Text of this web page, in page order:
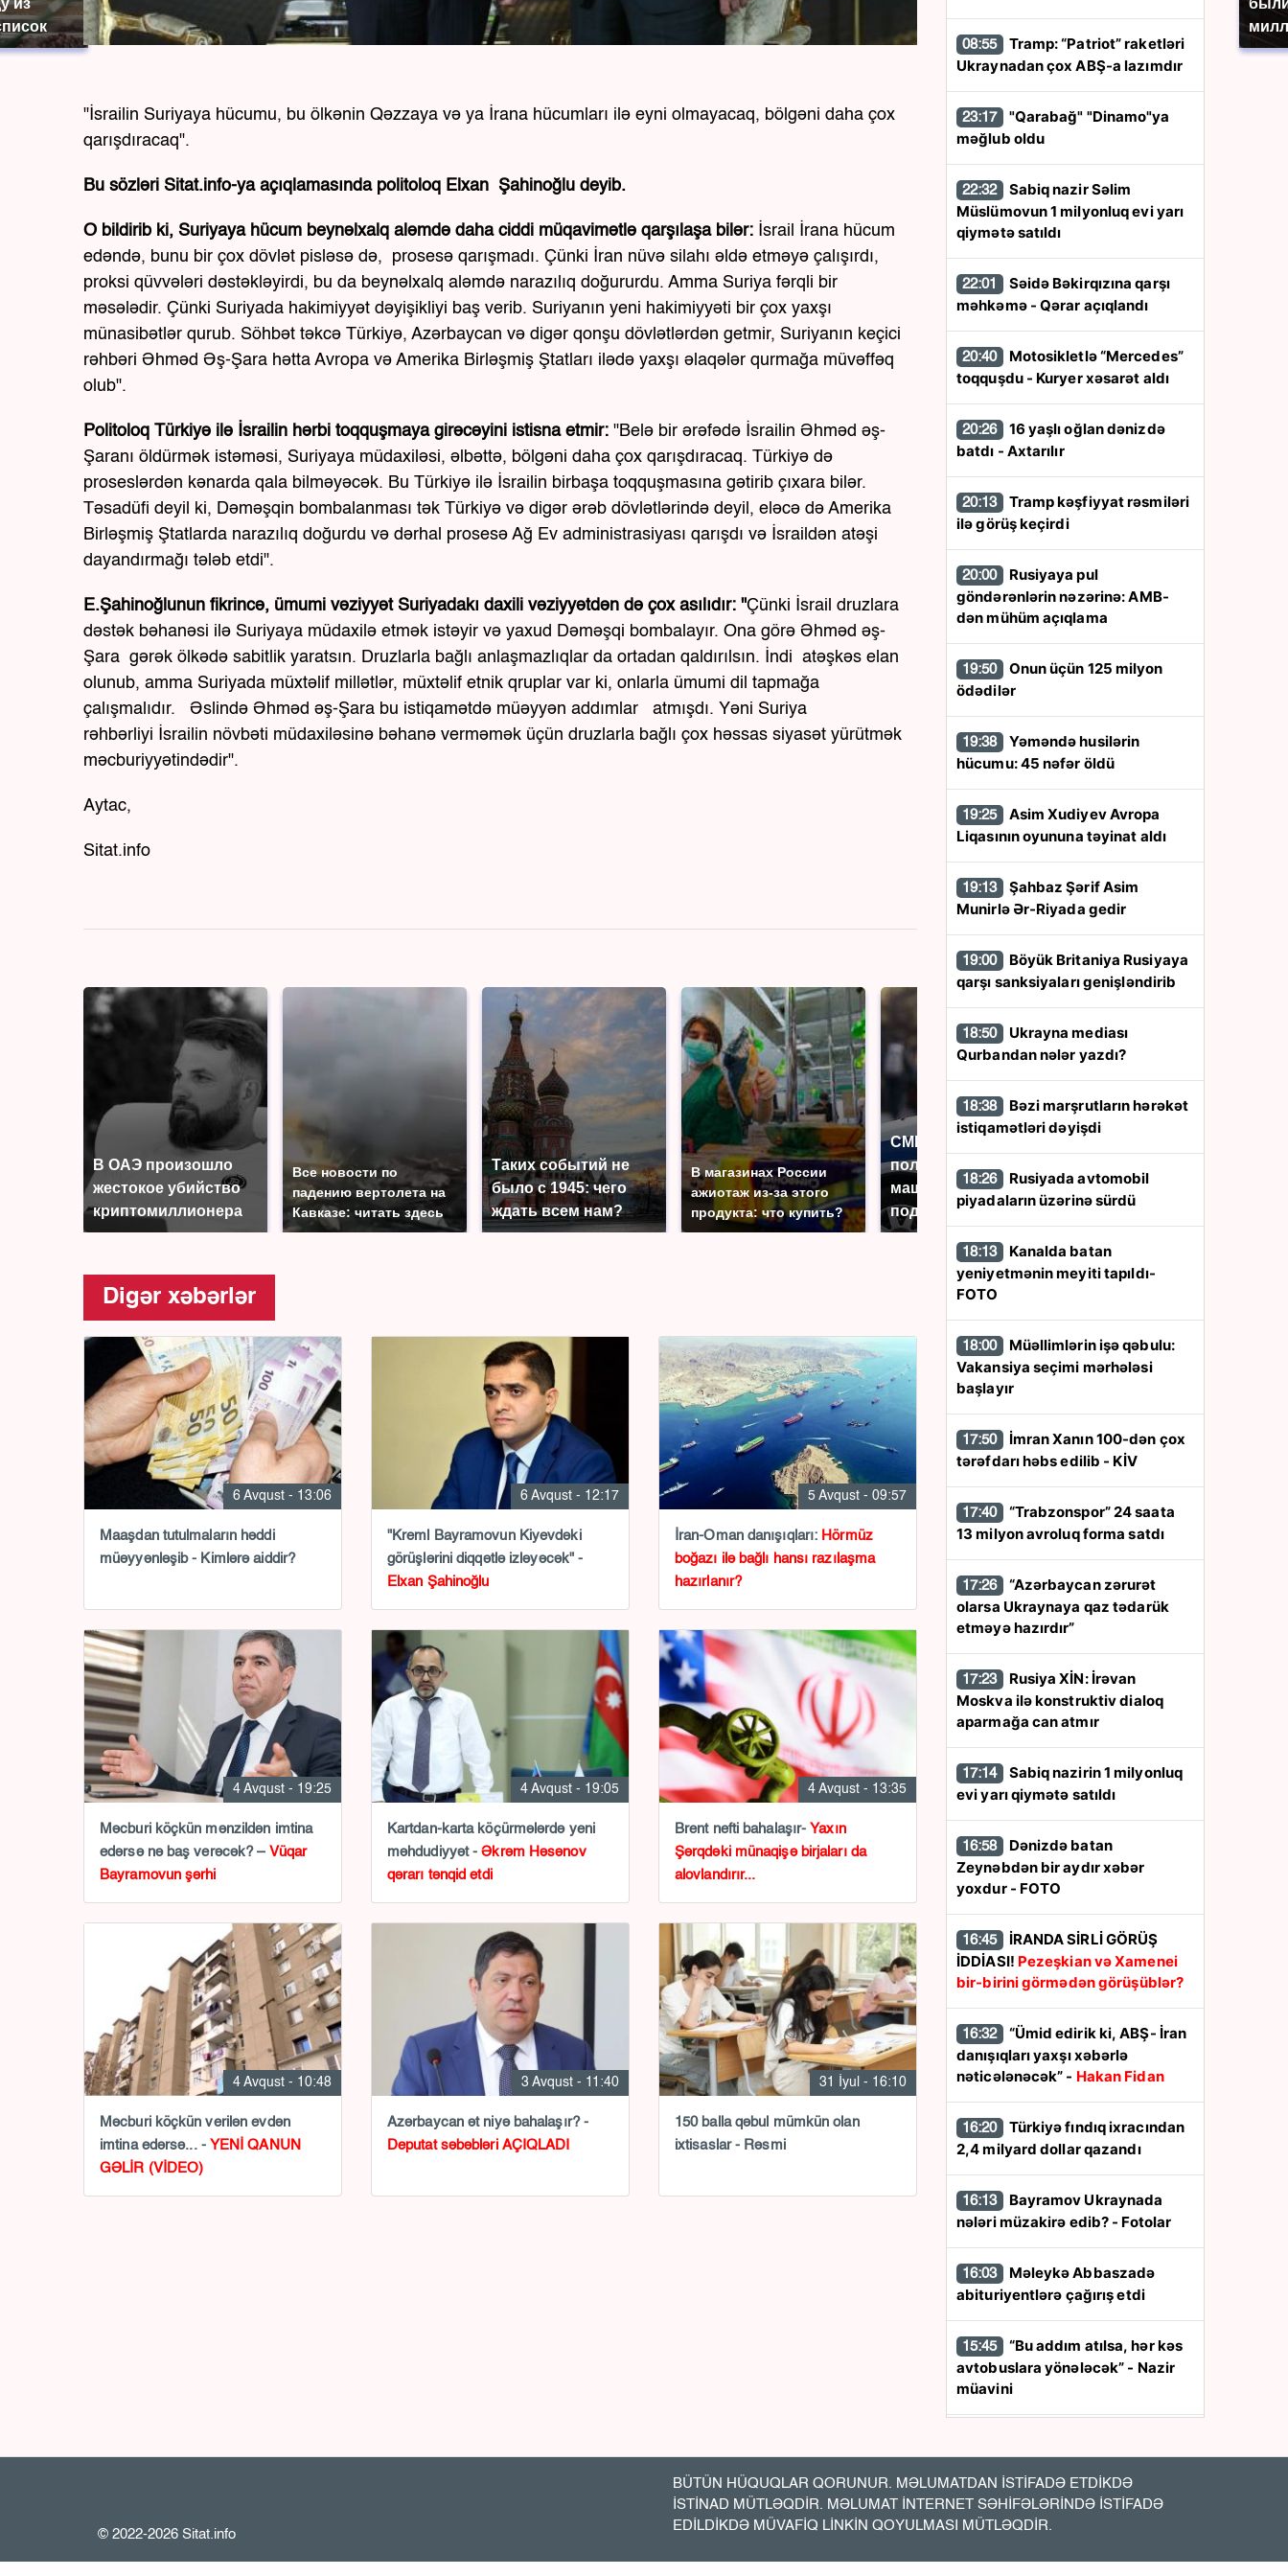
из
"İsrailin Suriyaya hücumu, bu ölkənin Qəzzaya və ya İrana hücumları ilə eyni olmayacaq, bölgəni daha çox
qarışdıracaq".
Bu sözləri Sitat.info-ya açıqlamasında politoloq Elxan Şahinoğlu deyib.
O bildirib ki, Suriyaya hücum beynəlxalq aləmdə daha ciddi müqavimətlə qarşılaşa bilər: İsrail İrana hücum
edəndə, bunu bir çox dövlət pisləsə də, prosesə qarışmadı. Çünki İran nüvə silahı əldə etməyə çalışırdı,
proksi qüvvələri dəstəkləyirdi, bu da beynəlxalq aləmdə narazılıq doğururdu. Amma Suriya fərqli bir
məsələdir. Çünki Suriyada hakimiyyət dəyişikliyi baş verib. Suriyanın yeni hakimiyyəti bir çox yaxşı
münasibətlər qurub. Söhbət təkcə Türkiyə, Azərbaycan və digər qonşu dövlətlərdən getmir, Suriyanın keçici
rəhbəri Əhməd Əş-Şara hətta Avropa və Amerika Birləşmiş Ştatları ilədə yaxşı əlaqələr qurmağa müvəffəq
olub".
Politoloq Türkiyə ilə İsrailin hərbi toqquşmaya girəcəyini istisna etmir: "Belə bir ərəfədə İsrailin Əhməd əş-
Şaranı öldürmək istəməsi, Suriyaya müdaxiləsi, əlbəttə, bölgəni daha çox qarışdıracaq. Türkiyə də
proseslərdən kənarda qala bilməyəcək. Bu Türkiyə ilə İsrailin birbaşa toqquşmasına gətirib çıxara bilər.
Təsadüfi deyil ki, Dəməşqin bombalanması tək Türkiyə və digər ərəb dövlətlərində deyil, eləcə də Amerika
Birləşmiş Ştatlarda narazılıq doğurdu və dərhal prosesə Ağ Ev administrasiyası qarışdı və İsraildən atəşi
dayandırmağı tələb etdi".
E.Şahinoğlunun fikrincə, ümumi vəziyyət Suriyadakı daxili vəziyyətdən də çox asılıdır: "Çünki İsrail druzlara
dəstək bəhanəsi ilə Suriyaya müdaxilə etmək istəyir və yaxud Dəməşqi bombalayır. Ona görə Əhməd əş-
Şara gərək ölkədə sabitlik yaratsın. Druzlarla bağlı anlaşmazlıqlar da ortadan qaldırılsın. İndi atəşkəs elan
olunub, amma Suriyada müxtəlif millətlər, müxtəlif etnik qruplar var ki, onlarla ümumi dil tapmağa
çalışmalıdır. Əslində Əhməd əş-Şara bu istiqamətdə müəyyən addımlar atmışdı. Yəni Suriya
rəhbərliyi İsrailin növbəti müdaxiləsinə bəhanə verməmək üçün druzlarla bağlı çox həssas siyasət yürütmək
məcburiyyətindədir".
Aytac,
Sitat.info
В ОАЭ произошло
жестокое убийство
криптомиллионера
Все новости по
падению вертолета на
Кавказе: читать здесь
Таких событий не
было с 1945: чего
ждать всем нам?
В магазинах России
ажиотаж из-за этого
продукта: что купить?
СМИ: В Химках на
полицейскую
машину напали и
подожгли.
президентов США и
России: Европа?
Digər xəbərlər
6 Avqust - 13:06
Maaşdan tutulmaların həddi
müəyyənləşib - Kimlərə aiddir?
6 Avqust - 12:17
"Kreml Bayramovun Kiyevdəki
görüşlərini diqqətlə izləyəcək" -
Elxan Şahinoğlu
5 Avqust - 09:57
İran-Oman danışıqları: Hörmüz
boğazı ilə bağlı hansı razılaşma
hazırlanır?
4 Avqust - 19:25
Məcburi köçkün mənzildən imtina
edərsə nə baş verəcək? – Vüqar
Bayramovun şərhi
4 Avqust - 19:05
Kartdan-karta köçürmələrdə yeni
məhdudiyyət -Əkrəm Həsənov
qərarı tənqid etdi
4 Avqust - 13:35
Brent nefti bahalaşır- Yaxın
Şərqdəki münaqişə birjaları da
alovlandırır...
4 Avqust - 10:48
Məcburi köçkün verilən evdən
imtina edərsə... - YENİ QANUN
GƏLİR (VİDEO)
3 Avqust - 11:40
Azərbaycan ət niyə bahalaşır? -
Deputat səbəbləri AÇIQLADI
31 İyul - 16:10
150 balla qəbul mümkün olan
ixtisaslar - Rəsmi
08:55
Ukraynadan çox ABŞ-a lazımdır
23:17
məğlub oldu
22:32
Müslümovun 1 milyonluq evi yarı
qiymətə satıldı
22:01
məhkəmə - Qərar açıqlandı
20:40
toqquşdu - Kuryer xəsarət aldı
20:26
batdı - Axtarılır
20:13
ilə görüş keçirdi
20:00
göndərənlərin nəzərinə: AMB-
dən mühüm açıqlama
19:50
ödədilər
19:38
hücumu: 45 nəfər öldü
19:25
Liqasının oyununa təyinat aldı
19:13
Munirlə Ər-Riyada gedir
19:00
qarşı sanksiyaları genişləndirib
18:50
Qurbandan nələr yazdı?
18:38
istiqamətləri dəyişdi
18:26
piyadaların üzərinə sürdü
18:13
yeniyetmənin meyiti tapıldı-
FOTO
18:00
Vakansiya seçimi mərhələsi
başlayır
17:50
tərəfdarı həbs edilib - KİV
17:40
13 milyon avroluq forma satdı
17:26
olarsa Ukraynaya qaz tədarük
etməyə hazırdır”
17:23
Moskva ilə konstruktiv dialoq
aparmağa can atmır
17:14
evi yarı qiymətə satıldı
16:58
Zeynəbdən bir aydır xəbər
yoxdur - FOTO
16:45
İDDİASI! Pezeşkian və Xamenei
bir-birini görmədən görüşüblər?
16:32
danışıqları yaxşı xəbərlə
nəticələnəcək” - Hakan Fidan
16:20
2,4 milyard dollar qazandı
16:13
nələri müzakirə edib? - Fotolar
16:03
abituriyentlərə çağırış etdi
15:45
avtobuslara yönələcək” - Nazir
müavini
hansı kanalda baxaq?
15:12 Tahir Kərimliyə ağır itki
15:01 Bakıya uçan azərbaycanlı
© 2022-2026 Sitat.info
BÜTÜN HÜQUQLAR QORUNUR. MƏLUMATDAN İSTİFADƏ ETDİKDƏ
İSTİNAD MÜTLƏQDİR. MƏLUMAT İNTERNET SƏHİFƏLƏRİNDƏ İSTİFADƏ
EDİLDİKDƏ MÜVAFİQ LİNKİN QOYULMASI MÜTLƏQDİR.